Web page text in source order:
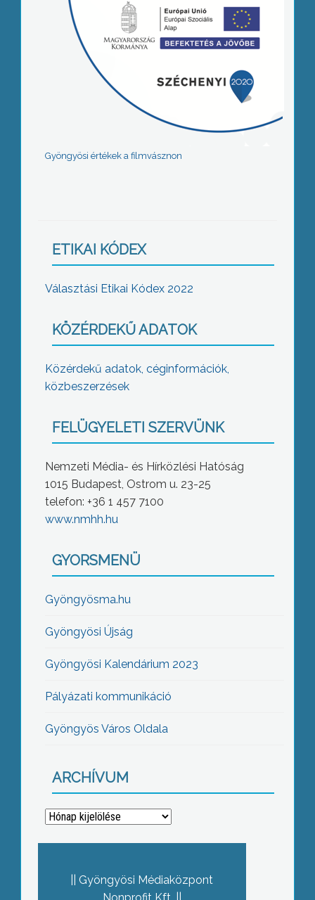
Gyöngyösi értékek a filmvásznon
ETIKAI KÓDEX
Választási Etikai Kódex 2022
KÖZÉRDEKŰ ADATOK
Közérdekű adatok, céginformációk,
közbeszerzések
FELÜGYELETI SZERVÜNK
Nemzeti Média- és Hírközlési Hatóság
1015 Budapest, Ostrom u. 23-25
telefon: +36 1 457 7100
www.nmhh.hu
GYORSMENÜ
Gyöngyösma.hu
Gyöngyösi Újság
Gyöngyösi Kalendárium 2023
Pályázati kommunikáció
Gyöngyös Város Oldala
ARCHÍVUM
Archívum
Gyöngyösi Médiaközpont